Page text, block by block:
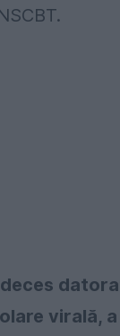
virală,